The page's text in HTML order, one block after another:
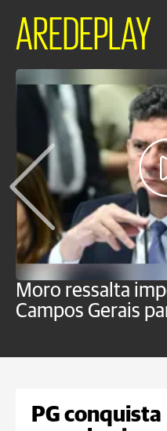
AREDEPLAY
Moro ressalta
Campos Gerais
PG conquista